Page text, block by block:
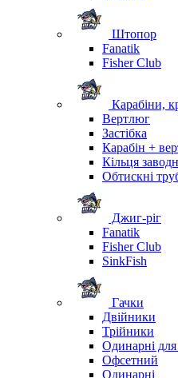
Штопор
Fanatik
Fisher Club
Карабіни,
Вертлюг
Застібка
Карабін +
Кільця
Обтискні
Джиг-ріг
Fanatik
Fisher Club
SinkFish
Гачки
Двійники
Трійники
Одинарні для
Офсетний
Одинарні